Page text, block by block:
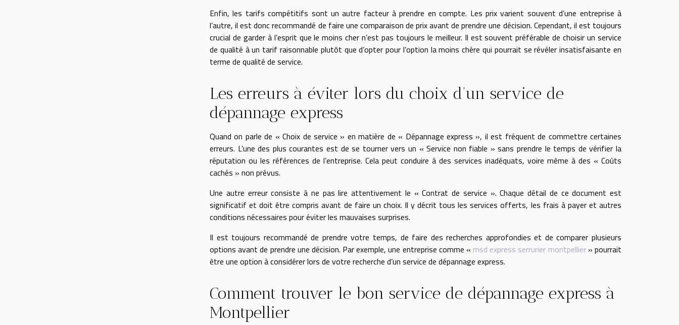
Enfin, les tarifs compétitifs sont un autre facteur à prendre en compte. Les prix varient souvent d’une entreprise à
l’autre, il est donc recommandé de faire une comparaison de prix avant de prendre une décision. Cependant, il est toujours
crucial de garder à l’esprit que le moins cher n’est pas toujours le meilleur. Il est souvent préférable de choisir un service
de qualité à un tarif raisonnable plutôt que d’opter pour l’option la moins chère qui pourrait se révéler insatisfaisante en
terme de qualité de service.
Les erreurs à éviter lors du choix d’un service de
dépannage express
Quand on parle de « Choix de service » en matière de « Dépannage express », il est fréquent de commettre certaines
erreurs. L’une des plus courantes est de se tourner vers un « Service non fiable » sans prendre le temps de vérifier la
réputation ou les références de l’entreprise. Cela peut conduire à des services inadéquats, voire même à des « Coûts
cachés » non prévus.
Une autre erreur consiste à ne pas lire attentivement le « Contrat de service ». Chaque détail de ce document est
significatif et doit être compris avant de faire un choix. Il y décrit tous les services offerts, les frais à payer et autres
conditions nécessaires pour éviter les mauvaises surprises.
Il est toujours recommandé de prendre votre temps, de faire des recherches approfondies et de comparer plusieurs
options avant de prendre une décision. Par exemple, une entreprise comme « msd express serrurier montpellier» pourrait
être une option à considérer lors de votre recherche d’un service de dépannage express.
Comment trouver le bon service de dépannage express à
Montpellier